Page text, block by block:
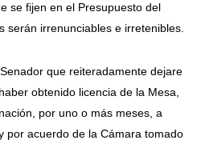
se fijen en el Presupuesto del
serán irrenunciables e irretenibles.
que reiteradamente dejare
obtenido licencia de la Mesa,
por uno o más meses, a
por acuerdo de la Cámara tomado